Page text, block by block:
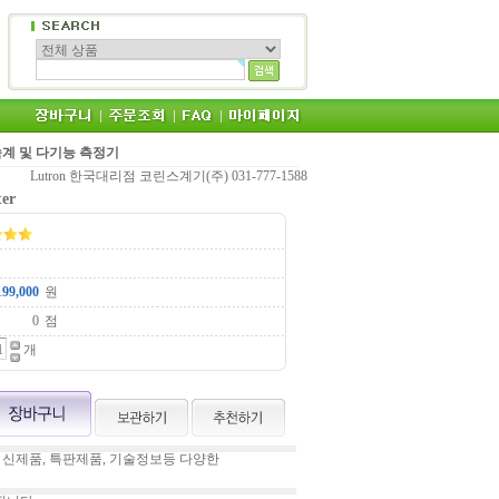
및 다기능 측정기
Lutron 한국대리점 코린스계기(주) 031-777-1588
원
점
개
제품, 특판제품, 기술정보등 다양한